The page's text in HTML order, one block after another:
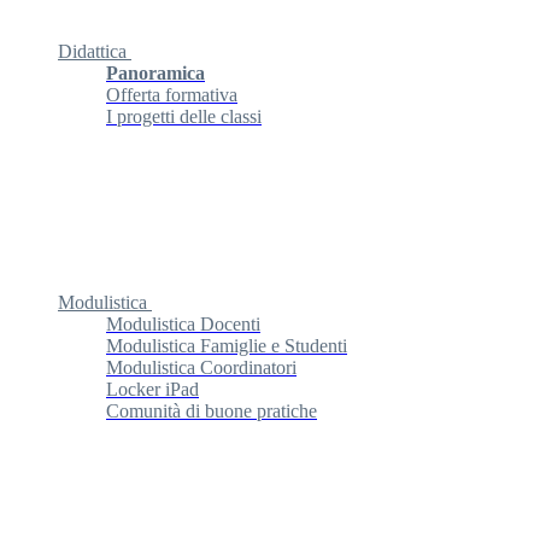
Didattica
Panoramica
Offerta formativa
I progetti delle classi
Modulistica
Modulistica Docenti
Modulistica Famiglie e Studenti
Modulistica Coordinatori
Locker iPad
Comunità di buone pratiche